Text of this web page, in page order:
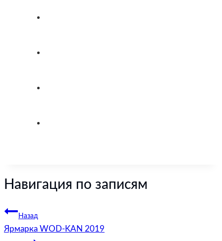
Навигация по записям
Назад
Ярмарка WOD-KAN 2019